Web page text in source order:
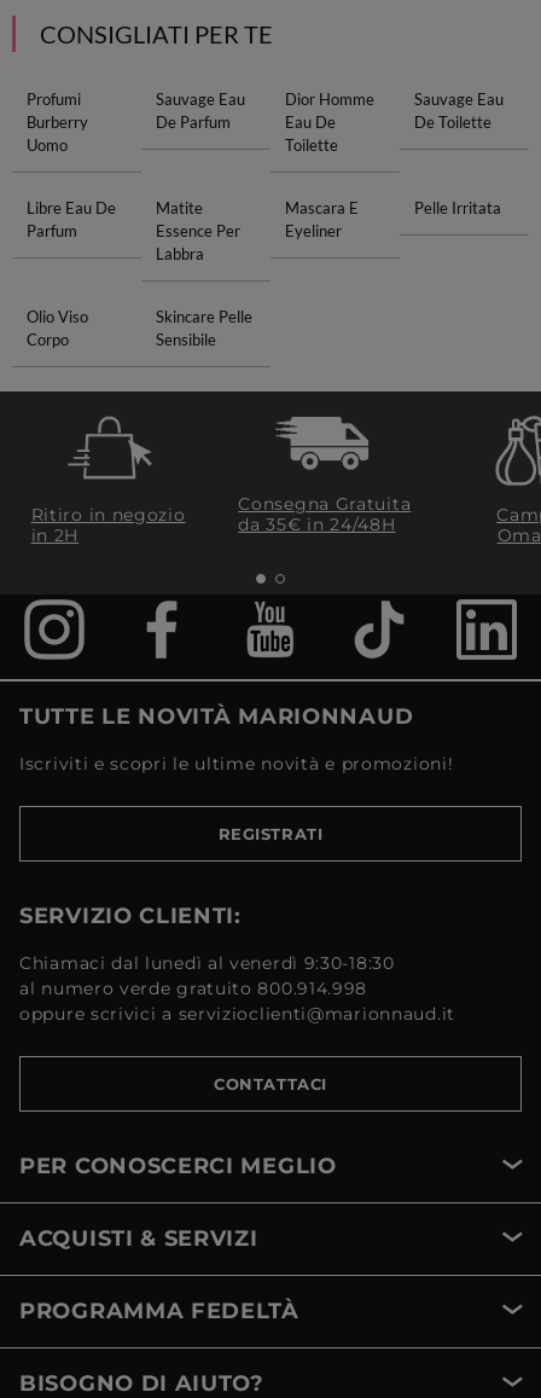
CONSIGLIATI PER TE
Profumi
Burberry
Uomo
Sauvage Eau
De Parfum
Dior Homme
Eau De
Toilette
Sauvage Eau
De Toilette
Libre Eau De
Parfum
Matite
Essence Per
Labbra
Mascara E
Eyeliner
Pelle Irritata
Olio Viso
Corpo
Skincare Pelle
Sensibile
Ritiro in negozio
in 2H
Consegna Gratuita
da 35€​ in 24/48H
TUTTE LE NOVITÀ MARIONNAUD
Iscriviti e scopri le ultime novità e promozioni!
REGISTRATI
SERVIZIO CLIENTI:
Chiamaci dal lunedì al venerdì 9:30-18:30
al numero verde gratuito 800.914.998
oppure scrivici a servizioclienti@marionnaud.it
CONTATTACI
PER CONOSCERCI MEGLIO
ACQUISTI & SERVIZI
PROGRAMMA FEDELTÀ
BISOGNO DI AIUTO?